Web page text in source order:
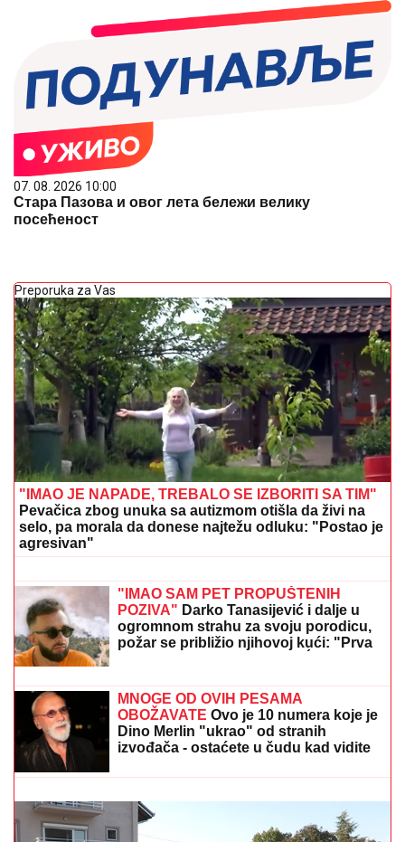
07. 08. 2026 10:00
Стара Пазова и овог лета бележи велику
посећеност
Preporuka za Vas
"IMAO JE NAPADE, TREBALO SE IZBORITI SA TIM"
Pevačica zbog unuka sa autizmom otišla da živi na
selo, pa morala da donese najtežu odluku: "Postao je
agresivan"
DEMOLIRAN AUTOSaša Lukić bio u
inostranstvu kada su mu polupana
stakla na skupocenom "bentliju"
ogromnom strahu za svoju porodicu,
požar se približio njihovoj kući: "Prva
reč koju sam čuo - IZGOREĆEMO"